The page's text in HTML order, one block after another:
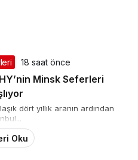
18 saat önce
Minsk Seferleri
dört yıllık aranın ardından
Oku